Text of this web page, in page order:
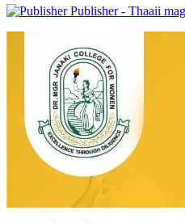
Publisher - Thaaii